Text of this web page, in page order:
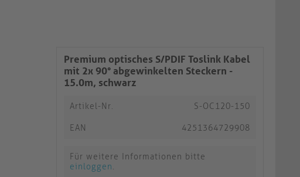
Premium optisches S/PDIF Toslink Kabel
mit 2x 90° abgewinkelten Steckern -
15.0m, schwarz
Artikel-Nr. S-OC120-150
EAN 4251364729908
Für weitere Informationen bitte
einloggen.